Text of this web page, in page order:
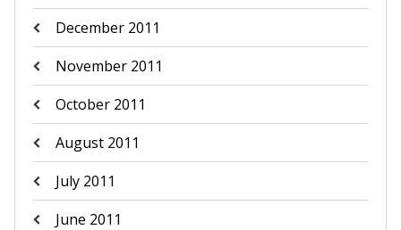
December 2011
November 2011
October 2011
August 2011
July 2011
June 2011